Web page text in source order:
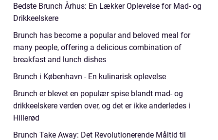
Bedste Brunch Århus: En Lækker Oplevelse for Mad- og
Drikkeelskere
Brunch has become a popular and beloved meal for
many people, offering a delicious combination of
breakfast and lunch dishes
Brunch i København - En kulinarisk oplevelse
Brunch er blevet en populær spise blandt mad- og
drikkeelskere verden over, og det er ikke anderledes i
Hillerød
Brunch Take Away: Det Revolutionerende Måltid til